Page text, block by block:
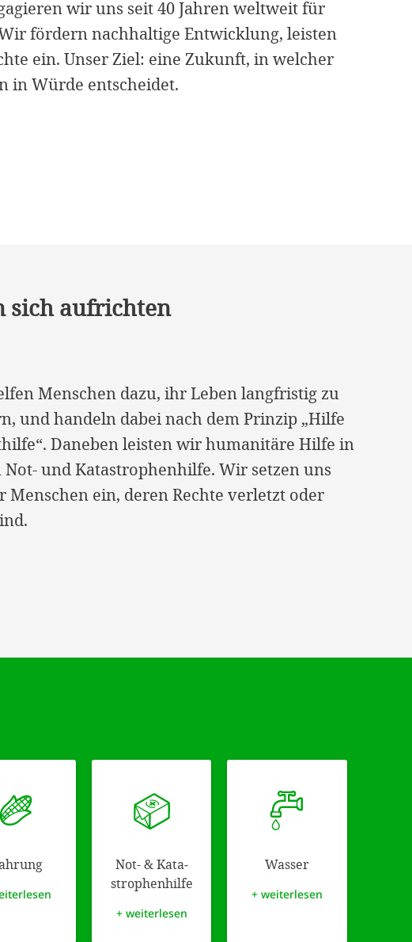
wir uns seit 40 Jahren weltweit für
fördern nachhaltige Entwicklung, leisten
ein. Unser Ziel: eine Zukunft, in welcher
in Würde entscheidet.
sich aufrichten
Menschen dazu, ihr Leben langfristig zu
und handeln dabei nach dem Prinzip „Hilfe
Daneben leisten wir humanitäre Hilfe in
und Katastrophenhilfe. Wir setzen uns
Menschen ein, deren Rechte verletzt oder
Not- & Kata­
strophen­hilfe
+ weiterlesen
Wasser
+ weiterlesen